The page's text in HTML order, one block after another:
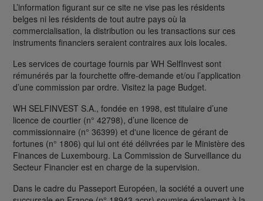
L’information figurant sur ce site ne vise pas les résidents
belges ni les résidents de tout autre pays où la
commercialisation, la distribution ou les transactions sur ces
instruments financiers seraient contraires aux lois locales.
Les services de courtage fournis par WH SelfInvest sont
rémunérés par la fourchette offre-demande et/ou l’application
d’une commission par ordre. Visitez la page Budget.
WH SELFINVEST S.A., fondée en 1998, est titulaire d’une
licence de courtier (n° 42798), d’une licence de
commissionnaire (n° 36399) et d'une licence de gérant de
fortunes (n° 1806) qui lui ont été délivrées par le Ministère des
Finances de Luxembourg. La Commission de Surveillance du
Secteur Financier est en charge de la supervision.
Dans le cadre du Passeport Européen, la société a ouvert une